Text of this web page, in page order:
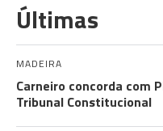
Últimas
MADEIRA
Carneiro concorda com
Tribunal Constitucional